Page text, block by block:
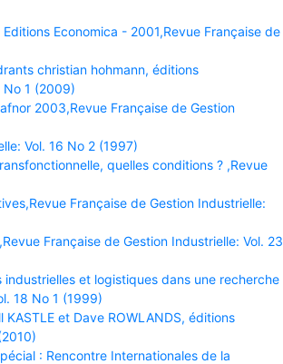
Economica - 2001,Revue Française de
christian hohmann, éditions
No 1 (2009)
2003,Revue Française de Gestion
Vol. 16 No 2 (1997)
quelles conditions ? ,Revue
Française de Gestion Industrielle:
Française de Gestion Industrielle: Vol. 23
et logistiques dans une recherche
18 No 1 (1999)
KASTLE et Dave ROWLANDS, éditions
: Rencontre Internationales de la